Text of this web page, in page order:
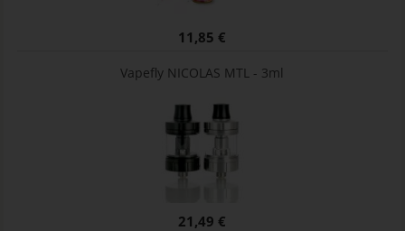
11,85 €
Vapefly NICOLAS MTL - 3ml
21,49 €